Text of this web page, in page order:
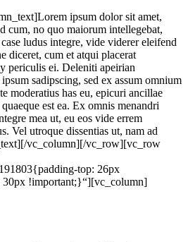
ipsum dolor sit amet,
cum, no quo maiorum intellegebat,
ludus integre, vide viderer eleifend
diceret, cum et atqui placerat
periculis ei. Deleniti apeirian
sadipscing, sed ex assum omnium
moderatius has eu, epicuri ancillae
est ea. Ex omnis menandri
mea ut, eu eos vide errem
Vel utroque dissentias ut, nam ad
vc_column][/vc_row][vc_row
top: 26px
30px !important;}“][vc_column]